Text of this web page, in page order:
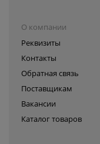
О компании
Реквизиты
Контакты
Обратная связь
Поставщикам
Вакансии
Каталог товаров